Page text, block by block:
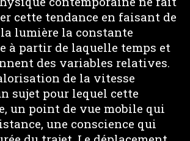
cette tendance en faisant de
lumière la constante
à partir de laquelle temps et
des variables relatives.
de la vitesse
sujet pour lequel cette
un point de vue mobile qui
une conscience qui